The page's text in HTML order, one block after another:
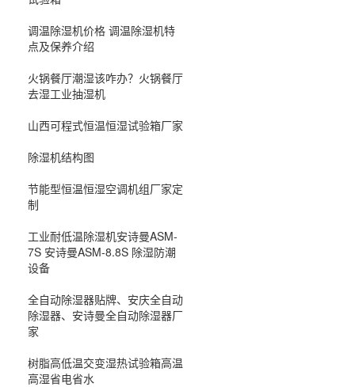
调温除湿机价格 调温除湿机特
点及保养介绍
火锅餐厅潮湿该咋办？火锅餐厅
去湿工业抽湿机
山西可程式恒温恒湿试验箱厂家
除湿机结构图
节能型恒温恒湿空调机组厂家定
制
工业耐低温除湿机安诗曼ASM-
7S 安诗曼ASM-8.8S 除湿防潮
设备
全自动除湿器贴牌、安庆全自动
除湿器、安诗曼全自动除湿器厂
家
树脂高低温交变湿热试验箱高温
高湿省电省水